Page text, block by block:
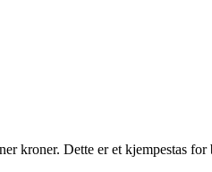
kroner. Dette er et kjempestas